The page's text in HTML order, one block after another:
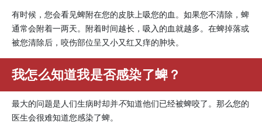
有时候，您会看见蜱附在您的皮肤上吸您的血。如果您不清除，蜱
通常会附着一两天。附着时间越长，吸入的血就越多。在蜱掉落或
被您清除后，咬伤部位呈又小又红又痒的肿块。
我怎么知道我是否感染了蜱？
最大的问题是人们生病时却并不知道他们已经被蜱咬了。那么您的
医生会很难知道您感染了蜱。